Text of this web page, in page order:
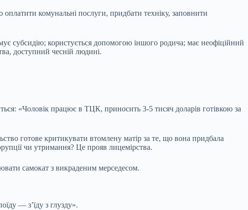
комунальні послуги, придбати техніку, заповнити
субсидію; користується допомогою іншого родича; має неофіційний
доступний чесній людині.
«Чоловік працює в ТЦК, приносить 3-5 тисяч доларів готівкою за
готове критикувати втомлену матір за те, що вона придбала
чи утримання? Це прояв лицемірства.
самокат з викраденим мерседесом.
— з’їду з глузду».